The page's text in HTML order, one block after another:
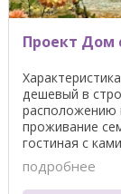
Проект Дом
дешевый в
расположению
проживание
гостиная с
кабинет ...
подробнее